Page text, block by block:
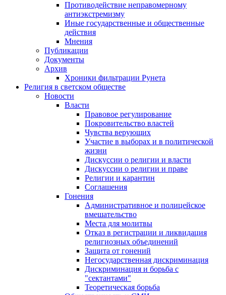
Противодействие неправомерному
антиэкстремизму
Иные государственные и общественные
действия
Мнения
Публикации
Документы
Архив
Хроники фильтрации Рунета
Религия в светском обществе
Новости
Власти
Правовое регулирование
Покровительство властей
Чувства верующих
Участие в выборах и в политической
жизни
Дискуссии о религии и власти
Дискуссии о религии и праве
Религии и карантин
Соглашения
Гонения
Административное и полицейское
вмешательство
Места для молитвы
Отказ в регистрации и ликвидация
религиозных объединений
Защита от гонений
Негосударственная дискриминация
Дискриминация и борьба с
"сектантами"
Теоретическая борьба